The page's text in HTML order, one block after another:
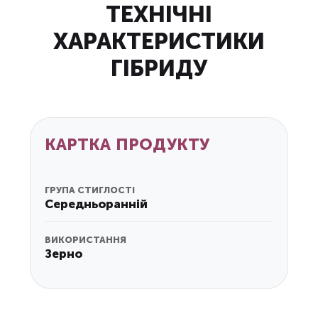
ТЕХНІЧНІ
ХАРАКТЕРИСТИКИ
ГІБРИДУ
КАРТКА ПРОДУКТУ
ГРУПА СТИГЛОСТІ
Середньоранній
ВИКОРИСТАННЯ
Зерно